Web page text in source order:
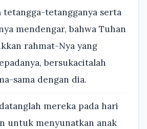
tetangga-tetangganya serta
mendengar, bahwa Tuhan
rahmat-Nya yang
bersukacitalah
sama dengan dia.
mereka pada hari
untuk menyunatkan anak